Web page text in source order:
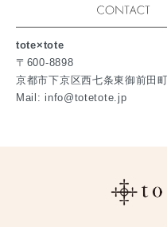
tote×tote
〒600-8898
京都市下京区西七条東御前田
Mail: info@totetote.jp